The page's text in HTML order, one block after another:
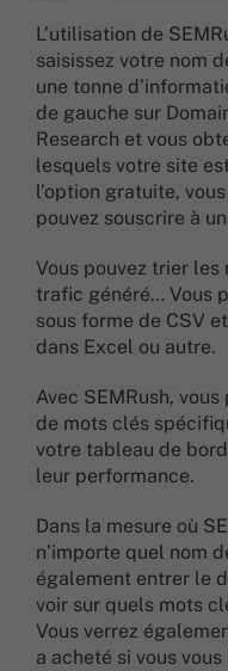
L’utilisation de
saisissez votre nom
une tonne
de gauche sur
Research et vous
lesquels votre site
l’option gratuite,
pouvez souscrire à
Vous pouvez trier les
trafic généré… Vous
sous forme de CSV
dans Excel ou autre.
Avec SEMRush,
de mots clés
votre tableau de
leur performance.
Dans la mesure où
n’importe quel nom
également entrer le
voir sur quels mots
Vous verrez
a acheté si vous